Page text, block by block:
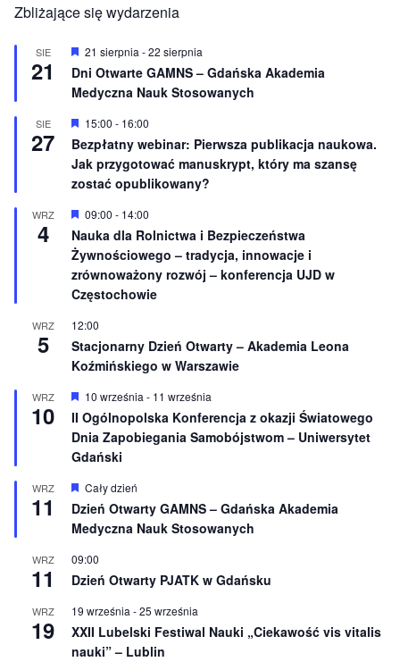
Zbliżające się wydarzenia
SIE
21
W
r
ó
n
o
n
e
21 sierpnia -22 sierpnia
Dni Otwarte GAMNS – Gdańska Akademia
Medyczna Nauk Stosowanych
SIE
27
W
r
ó
ż
n
i
o
n
e
15:00 - 16:00
Bezpłatny webinar: Pierwsza publikacja naukowa.
Jak przygotować manuskrypt, który ma szansę
zostać opublikowany?
WRZ
4
W
r
ó
ż
n
i
n
e
09:00 - 14:00
Nauka dla Rolnictwa i Bezpieczeństwa
Żywnościowego – tradycja, innowacje i
zrównoważony rozwój – konferencja UJD w
Częstochowie
WRZ
5
12:00
Stacjonarny Dzień Otwarty – Akademia Leona
Koźmińskiego w Warszawie
WRZ
10
W
y
r
ó
ż
n
o
n
e
10 września - 11 września
II Ogólnopolska Konferencja z okazji Światowego
Dnia Zapobiegania Samobójstwom – Uniwersytet
Gdański
WRZ
11
W
y
r
ó
n
o
e
Cały dzień
Dzień Otwarty GAMNS – Gdańska Akademia
Medyczna Nauk Stosowanych
WRZ
11
09:00
Dzień Otwarty PJATK w Gdańsku
WRZ
19
19 września -25 września
XXII Lubelski Festiwal Nauki „Ciekawość vis vitalis
nauki” – Lublin